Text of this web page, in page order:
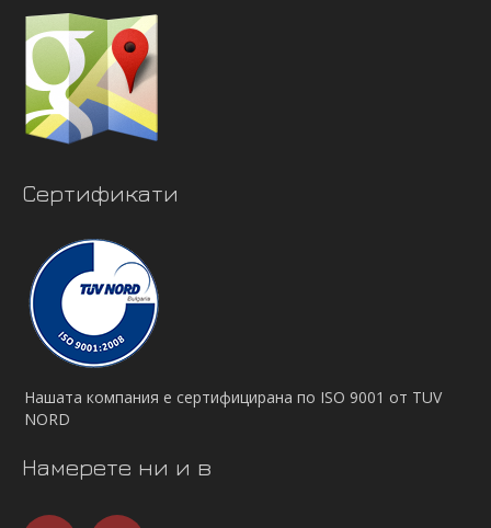
Сертификати
Нашата компания е сертифицирана по ISO 9001 от TUV
NORD
Намерете ни и в